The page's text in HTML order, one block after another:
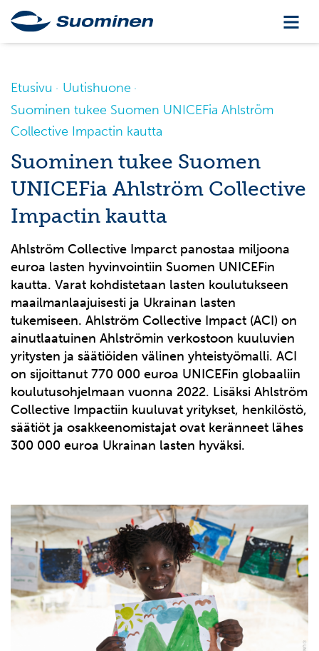
Etusivu
Uutishuone
Suominen tukee Suomen UNICEFia Ahlström
Collective Impactin kautta
Suominen tukee Suomen
UNICEFia Ahlström Collective
Impactin kautta
Ahlström Collective Imparct panostaa miljoona
euroa lasten hyvinvointiin Suomen UNICEFin
kautta. Varat kohdistetaan lasten koulutukseen
maailmanlaajuisesti ja Ukrainan lasten
tukemiseen. Ahlström Collective Impact (ACI) on
ainutlaatuinen Ahlströmin verkostoon kuuluvien
yritysten ja säätiöiden välinen yhteistyömalli. ACI
on sijoittanut 770 000 euroa UNICEFin globaaliin
koulutusohjelmaan vuonna 2022. Lisäksi Ahlström
Collective Impactiin kuuluvat yritykset, henkilöstö,
säätiöt ja osakkeenomistajat ovat keränneet lähes
300 000 euroa Ukrainan lasten hyväksi.